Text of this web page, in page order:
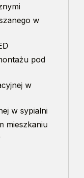
w
pod
w
w sypialni
mieszkaniu